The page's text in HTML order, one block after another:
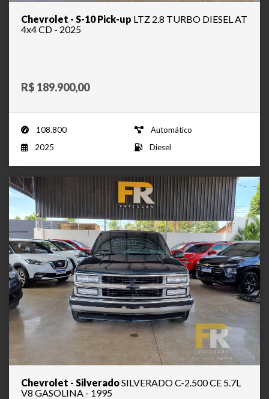
Chevrolet - S-10 Pick-up LTZ 2.8 TURBO DIESEL AT
4x4 CD - 2025
R$ 189.900,00
108.800
Automático
2025
Diesel
Chevrolet - SilveradoSILVERADO C-2.500 CE 5.7L
V8 GASOLINA - 1995